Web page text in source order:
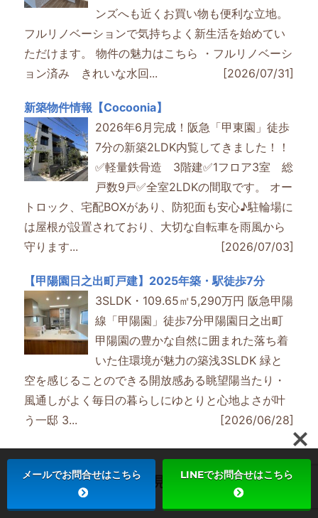
ンズへも近くお買い物も便利な立地。
フルリノベーションで気持ちよく新生活を始めてい
ただけます。 物件の魅力はこちら ・フルリノベーシ
ョン済み きれいな水回...
[2026/07/31]
新築物件情報【Cocoonia】
2026年6月完成！阪急「甲東園」徒歩
7分の新築2LDK内覧してきました！！
✅軽量鉄骨造 3階建✅1フロア3室 総
戸数9戸✅全室2LDKの間取です。 オー
トロック、宅配BOXがあり、防犯面も安心♪駐輪場に
は屋根が設置されており、大切な自転車を雨風から
守ります...
[2026/07/03]
【甲陽園日之出町戸建】2025年築・駅徒歩7分
3SLDK・109.65㎡5,290万円 阪急甲陽
線「甲陽園」徒歩7分甲陽園日之出町
甲陽園の豊かな自然に囲まれた落ち着
いた住環境が魅力の築浅3SLDK 緑と
空を感じることのできる開放感ある眺望陽当たり・
風通しがよく毎日の暮らしにゆとりと心地よさが叶
う一邸 3...
[2026/06/28]
過去の記事をすべて見る
メールでお問合せはこちら LINEでお問合せはこちら